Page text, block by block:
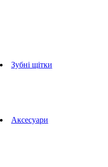
Зубні щітки
Aксесуари